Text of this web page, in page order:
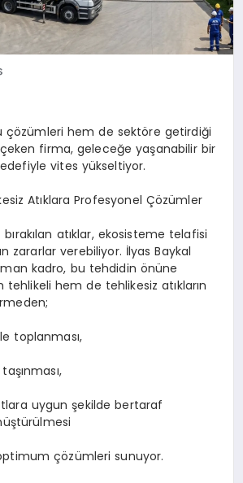
çözümleri hem de sektöre getirdiği
firma, geleceğe yaşanabilir bir
vites yükseltiyor.
Atıklara Profesyonel Çözümler
atıklar, ekosisteme telafisi
zararlar verebiliyor. İlyas Baykal
kadro, bu tehdidin önüne
hem de tehlikesiz atıkların
toplanması,
uygun şekilde bertaraf
çözümleri sunuyor.